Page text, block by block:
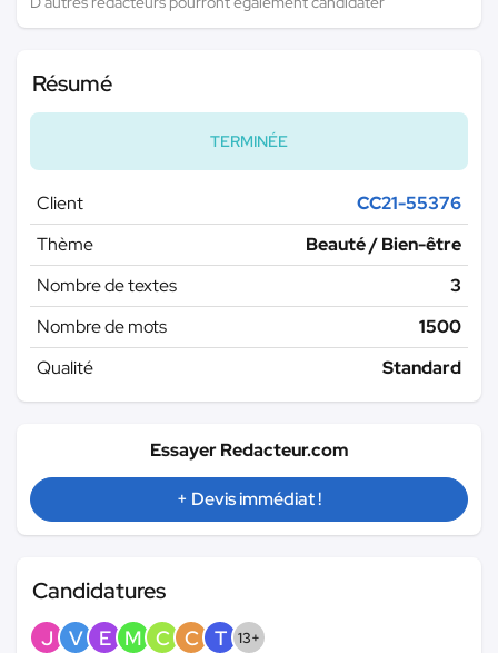
Résumé
TERMINÉE
Client
CC21-55376
Thème
Beauté / Bien-être
Nombre de textes
3
Nombre de mots
1500
Qualité
Standard
Essayer Redacteur.com
+ Devis immédiat !
Candidatures
J V E M C C T 13+